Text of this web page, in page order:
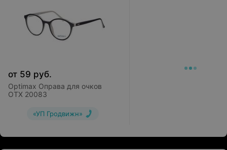
от 59 руб.
Optimax Оправа для очков
OTX 20083
«УП Гродвижн»